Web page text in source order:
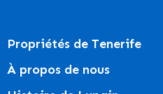
Propriétés de Tenerife
À propos de nous